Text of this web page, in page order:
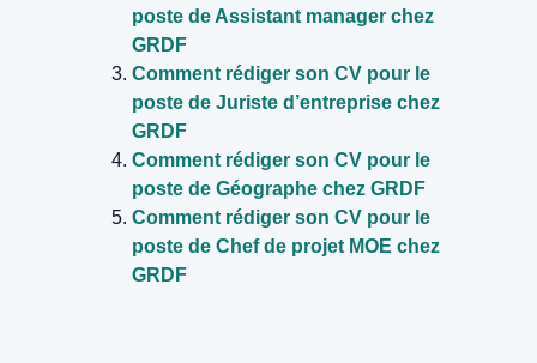
poste de Assistant manager chez
GRDF
Comment rédiger son CV pour le
poste de Juriste d’entreprise chez
GRDF
Comment rédiger son CV pour le
poste de Géographe chez GRDF
Comment rédiger son CV pour le
poste de Chef de projet MOE chez
GRDF